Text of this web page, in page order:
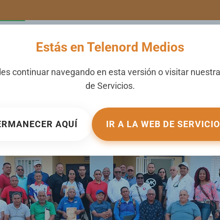
Estás en Telenord Medios
continuar navegando en esta versión o visitar
de Servicios.
AQUÍ IR A LA WEB DE
a unanimidad